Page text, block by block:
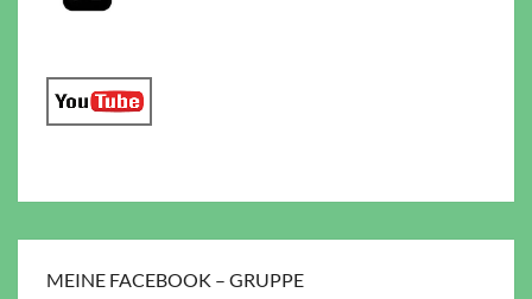
MEINE FACEBOOK – GRUPPE